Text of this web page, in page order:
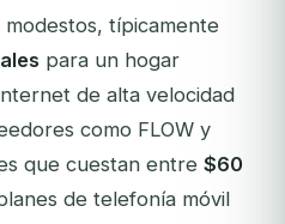
típicamente
para un hogar
de alta velocidad
como FLOW y
que cuestan entre $60
de telefonía móvil